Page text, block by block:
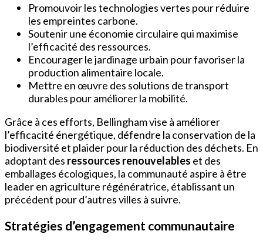
Promouvoir les technologies vertes pour réduire
les empreintes carbone.
Soutenir une économie circulaire qui maximise
l’efficacité des ressources.
Encourager le jardinage urbain pour favoriser la
production alimentaire locale.
Mettre en œuvre des solutions de transport
durables pour améliorer la mobilité.
Grâce à ces efforts, Bellingham vise à améliorer
l’efficacité énergétique, défendre la conservation de la
biodiversité et plaider pour la réduction des déchets. En
adoptant des ressources renouvelables et des
emballages écologiques, la communauté aspire à être
leader en agriculture régénératrice, établissant un
précédent pour d’autres villes à suivre.
Stratégies d’engagement communautaire